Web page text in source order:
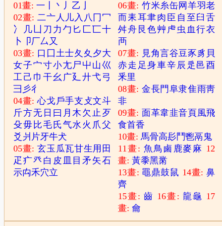
01畫:一 丶 丿 乙
02畫:二亠 人 儿入 八 冂冖
冫
几 凵 刀 力 勹 匕 匚匸十
卜
卩厂厶 又
03畫: 口 囗 土士夂 夊 夕大
女子宀寸小尢尸 屮 山巛
工 己 巾 干幺 广廴廾弋弓
彐 彡彳
04畫:心戈 戶手支 攴文斗
斤方无 日 曰 月木 欠止 歹
殳毋 比毛 氏气水 火 爪父
爻 爿 片牙牛犬
05畫:玄玉 瓜瓦甘生用 田
疋 疒癶 白 皮 目矛 矢石
示禸禾穴立
06畫: 竹米糸缶网 羊羽老
而耒耳聿肉 臣 自 至 臼舌
舛舟 艮色艸 虍 虫 血行衣
襾
07畫: 見角言谷豆豕豸 貝
赤走 足身車辛辰 辵 邑酉
釆里
08畫: 金長門 阜隶隹雨靑
非
09畫: 面革韋韭音頁風飛
食首香
10畫:馬骨高髟 鬥鬯鬲 鬼
11畫: 魚鳥 鹵 鹿麥 麻 12
畫:黃黍黑黹
13畫: 黽鼎鼓鼠 14畫:鼻
齊
15畫:齒 16畫:龍龜 17
畫:龠